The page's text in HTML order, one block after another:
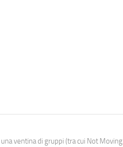
ventina di gruppi (tra cui Not